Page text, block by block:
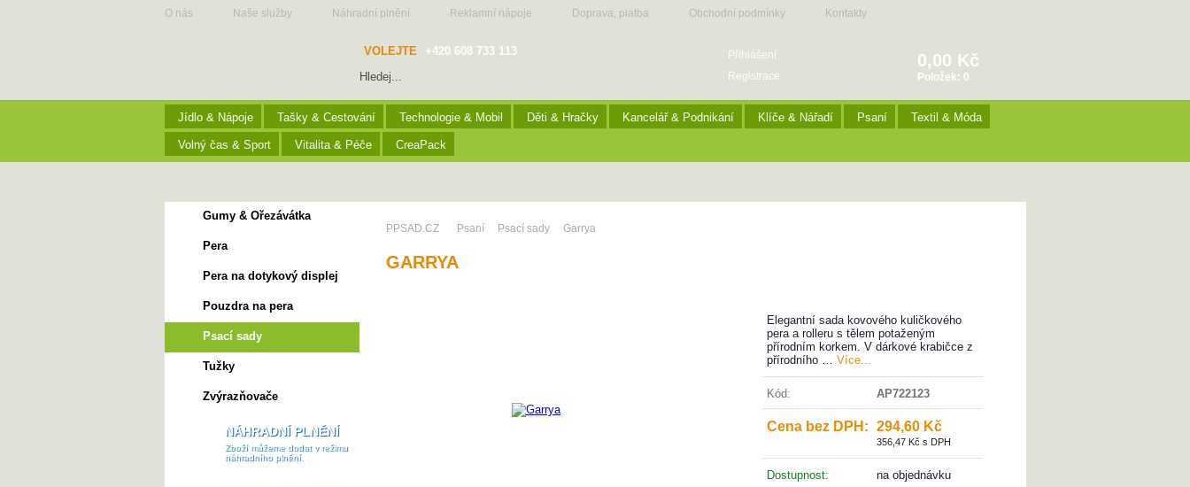
O nás Naše služby Náhradní plnění Reklamní nápoje Doprava, platba Obchodní podmínky Kontakty
VOLEJTE +420 608 733 113
Přihlášení
Registrace
0,00 Kč
Položek: 0
Jídlo & Nápoje Tašky & Cestování Technologie & Mobil Děti & Hračky Kancelář & Podnikání Klíče & Nářadí Psaní Textil & Móda
Volný čas & Sport Vitalita & Péče CreaPack
Gumy & Ořezávátka
Pera
Pera na dotykový displej
Pouzdra na pera
Psací sady
Tužky
Zvýrazňovače
NÁHRADNÍ PLNĚNÍ
Zboží můžeme dodat v režimu
náhradního plnění.
PPSAD.CZ Psaní Psací sady Garrya
GARRYA
Elegantní sada kovového kuličkového
pera a rolleru s tělem potaženým
přírodním korkem. V dárkové krabičce z
přírodního … Více...
Kód: AP722123
Cena bez DPH: 294,60 Kč
356,47 Kč s DPH
dostupnost: na objednávku